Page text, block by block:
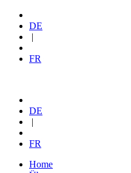
DE
|
FR
DE
|
FR
Home